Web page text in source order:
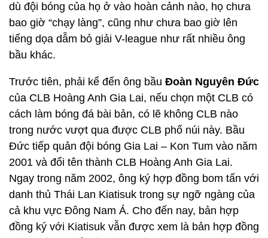
dù đội bóng của họ ở vào hoàn cảnh nào, họ chưa
bao giờ “chạy làng”, cũng như chưa bao giờ lên
tiếng dọa dẫm bỏ giải V-league như rất nhiều ông
bầu khác.
Trước tiên, phải kể đến ông bầu Đoàn Nguyên Đức
của CLB Hoàng Anh Gia Lai, nếu chọn một CLB có
cách làm bóng đá bài bản, có lẽ không CLB nào
trong nước vượt qua được CLB phố núi này. Bầu
Đức tiếp quản đội bóng Gia Lai – Kon Tum vào năm
2001 và đổi tên thành CLB Hoàng Anh Gia Lai.
Ngay trong năm 2002, ông ký hợp đồng bom tấn với
danh thủ Thái Lan Kiatisuk trong sự ngỡ ngàng của
cả khu vực Đông Nam Á. Cho đến nay, bản hợp
đồng ký với Kiatisuk vẫn được xem là bản hợp đồng